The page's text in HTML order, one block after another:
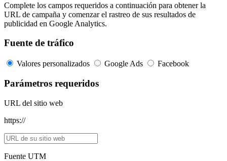
Complete los campos requeridos a continuación para obtener la
URL de campaña y comenzar el rastreo de sus resultados de
publicidad en Google Analytics.
Fuente de tráfico
Valores personalizados Google Ads Facebook
Parámetros requeridos
URL del sitio web
https://
Fuente UTM